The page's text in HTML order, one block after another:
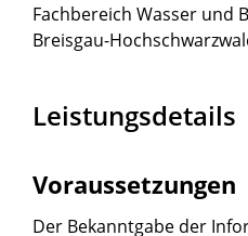
Fachbereich Wasser und
Breisgau-
Leistungsdetails
Voraussetzungen
Der Bekanntgabe der